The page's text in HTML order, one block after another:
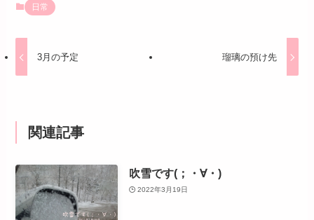
日常
3月の予定 瑠璃の預け先
関連記事
吹雪です(；・∀・)
2022年3月19日